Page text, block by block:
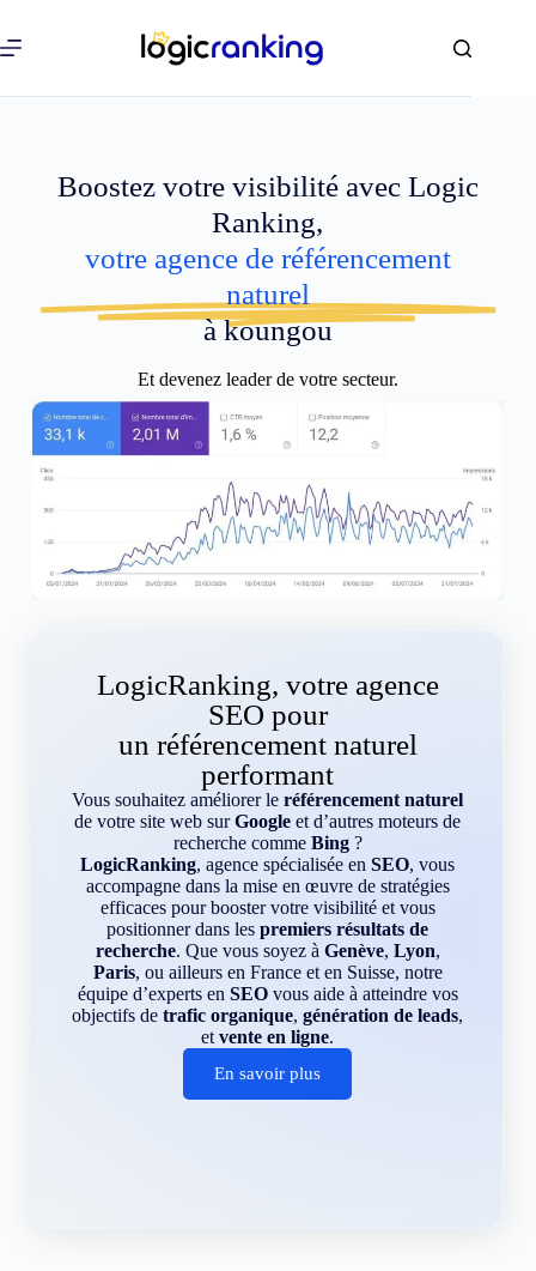
Boostez votre visibilité avec Logic
Ranking,
votre agence de référencement
naturel
à koungou
Et devenez leader de votre secteur.
LogicRanking, votre agence
SEO pour
un référencement naturel
performant
Vous souhaitez améliorer leréférencement naturel
de votre site web surGoogle et d’autres moteurs de
recherche comme Bing?
LogicRanking, agence spécialisée enSEO, vous
accompagne dans la mise en œuvre de stratégies
efficaces pour booster votre visibilité et vous
positionner dans lespremiers résultats de
recherche. Que vous soyez à Genève, Lyon,
Paris, ou ailleurs en France et en Suisse, notre
équipe d’experts en SEOvous aide à atteindre vos
objectifs detrafic organique,génération de leads,
etvente en ligne.
En savoir plus